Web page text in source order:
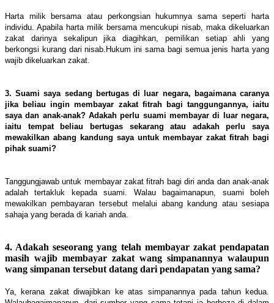
Harta milik bersama atau perkongsian hukumnya sama seperti harta
individu. Apabila harta milik bersama mencukupi nisab, maka dikeluarkan
zakat darinya sekalipun jika diagihkan, pemilikan setiap ahli yang
berkongsi kurang dari nisab.Hukum ini sama bagi semua jenis harta yang
wajib dikeluarkan zakat.
3. Suami saya sedang bertugas di luar negara, bagaimana caranya
jika beliau ingin membayar zakat fitrah bagi tanggungannya, iaitu
saya dan anak-anak? Adakah perlu suami membayar di luar negara,
iaitu tempat beliau bertugas sekarang atau adakah perlu saya
mewakilkan abang kandung saya untuk membayar zakat fitrah bagi
pihak suami?
Tanggungjawab untuk membayar zakat fitrah bagi diri anda dan anak-anak
adalah tertakluk kepada suami. Walau bagaimanapun, suami boleh
mewakilkan pembayaran tersebut melalui abang kandung atau sesiapa
sahaja yang berada di kariah anda.
4. Adakah seseorang yang telah membayar zakat pendapatan
masih wajib membayar zakat wang simpanannya walaupun
wang simpanan tersebut datang dari pendapatan yang sama?
Ya, kerana zakat diwajibkan ke atas simpanannya pada tahun kedua.